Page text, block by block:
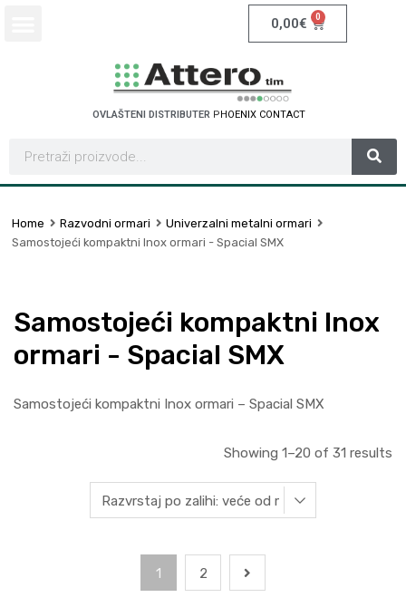
0,00€ 0
OVLAŠTENI DISTRIBUTER SCHNEIDER ELECTR
A
Home Razvodni ormari
Univerzalni metalni ormari
Samostojeći kompaktni Inox ormari - Spacial SMX
Samostojeći kompaktni Inox
ormari - Spacial SMX
Samostojeći kompaktni Inox ormari – Spacial SMX
Showing 1–20 of 31 results
1 2